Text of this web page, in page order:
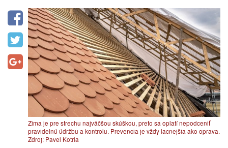
Zima je pre strechu najväčšou skúškou, preto sa oplatí nepodceniť
pravidelnú údržbu a kontrolu. Prevencia je vždy lacnejšia ako oprava.
Zdroj: Pavel Kotrla